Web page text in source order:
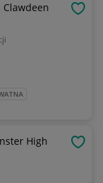
High